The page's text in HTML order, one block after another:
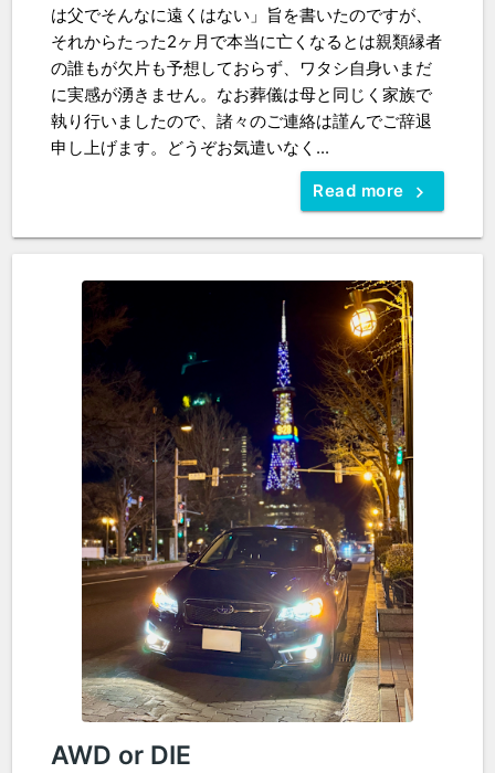
は父でそんなに遠くはない」旨を書いたのですが、
それからたった2ヶ月で本当に亡くなるとは親類縁者
の誰もが欠片も予想しておらず、ワタシ自身いまだ
に実感が湧きません。なお葬儀は母と同じく家族で
執り行いましたので、諸々のご連絡は謹んでご辞退
申し上げます。どうぞお気遣いなく...
Read more
AWD or DIE